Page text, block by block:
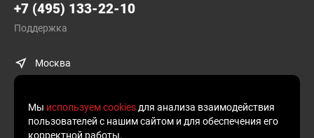
+7 (495) 133-22-10
Поддержка
Москва
Мы используем cookies для анализа взаимодействия
пользователей с нашим сайтом и для обеспечения его
корректной работы.